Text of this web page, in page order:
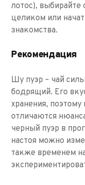
лотос),
целиком или
знакомства.
Рекомендация
Шу пуэр – чай
бодрящий. Его
хранения,
отличаются
черный пуэр в
настоя можно
также временем